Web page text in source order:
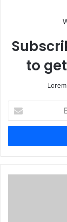
to
t
r
y